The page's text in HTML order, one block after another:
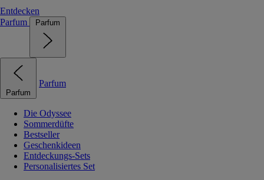
Entdecken
Parfum
Parfum
Parfum
Parfum
Die Odyssee
Sommerdüfte
Bestseller
Geschenkideen
Entdeckungs-Sets
Personalisiertes Set